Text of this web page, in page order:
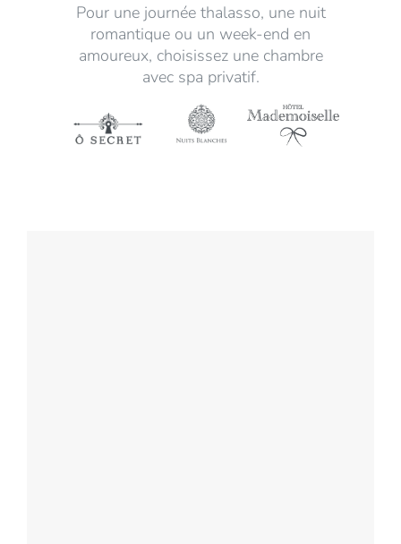
Pour une journée thalasso, une nuit
romantique ou un week-end en
amoureux, choisissez une chambre
avec spa privatif.